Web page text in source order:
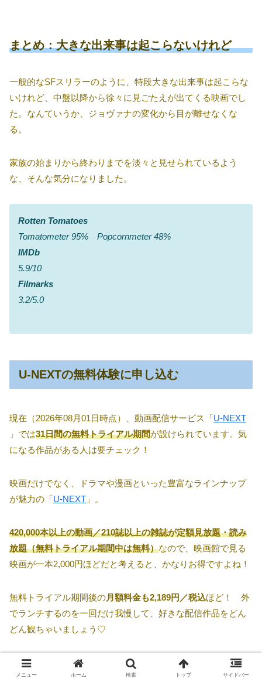
まとめ：大きな出来事は起こらないけれど
一般的なSFスリラーのように、特段大きな出来事は起こらな
いけれど、中盤以降から徐々に見ごたえが出てくる映画でし
た。なんていうか、ジョヴァナの変化から目が離せなくな
る。
家族の始まりから終わりまでを淡々と見せられているよう
な、そんな気分になりました。
Rotten Tomatoes
Tomatometer 95% Popcornmeter 48%
IMDb
5.9/10
Filmarks
3.2/5.0
U-NEXTの無料体験に申し込む
現在（2026年08月01日時点）、動画配信サービス「U-NEXT
」では31日間の無料トライアル期間が設けられています。気
になる作品がある人は要チェック！
映画だけでなく、ドラマや漫画といった豊富なラインナップ
が魅力の「U-NEXT 」。
420,000本以上の動画／210誌以上の雑誌が定額見放題・読み
放題（無料トライアル期間中は無料）なので、映画館で見る
映画が一本2,000円ほどだと考えると、かなりお得ですよね！
無料トライアル期間後の月額料金も2,189円／税込ほど！ 外
でランチするのを一回だけ我慢して、好きな配信作品をどん
どん観ちゃいましょう♡
>>>無料トライアル実施中！＜U-NEXT＞
メニュー ホーム 検索 トップ サイドバー